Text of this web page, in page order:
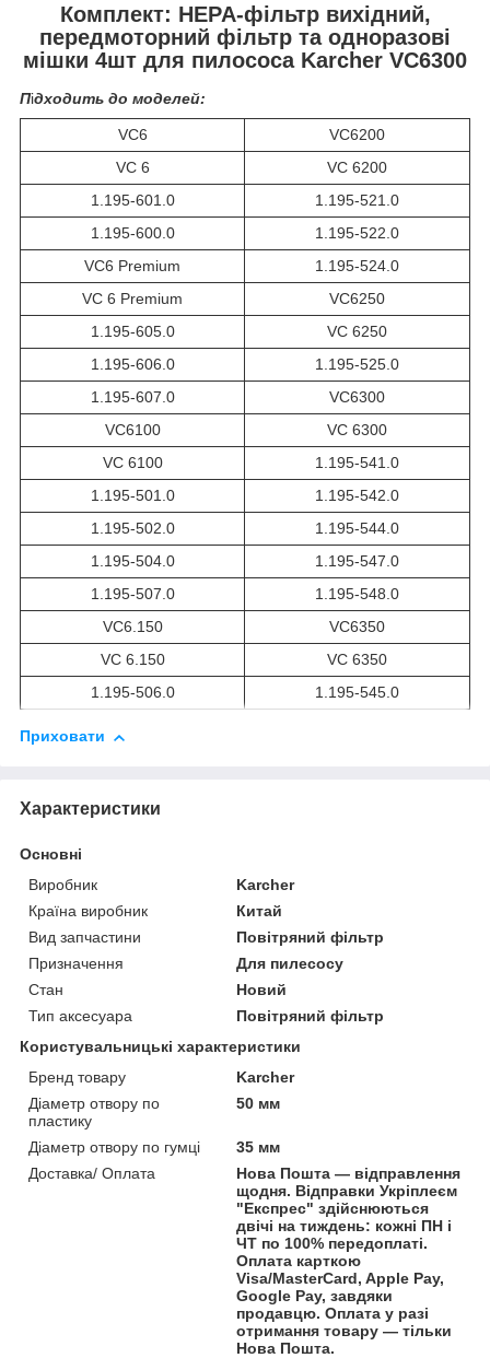
Комплект: HEPA-фільтр вихідний,
передмоторний фільтр та одноразові
мішки 4шт для пилососа Karcher VC6300
Підходить до моделей:
VC6
VC6200
VC 6
VC 6200
1.195-601.0
1.195-521.0
1.195-600.0
1.195-522.0
VC6 Premium
1.195-524.0
VC 6 Premium
VC6250
1.195-605.0
VC 6250
1.195-606.0
1.195-525.0
1.195-607.0
VC6300
VC6100
VC 6300
VC 6100
1.195-541.0
1.195-501.0
1.195-542.0
1.195-502.0
1.195-544.0
1.195-504.0
1.195-547.0
1.195-507.0
1.195-548.0
VC6.150
VC6350
VC 6.150
VC 6350
1.195-506.0
1.195-545.0
Приховати
Характеристики
Основні
Виробник
Karcher
Країна виробник
Китай
Вид запчастини
Повітряний фільтр
Призначення
Для пилесосу
Стан
Новий
Тип аксесуара
Повітряний фільтр
Користувальницькі характеристики
Бренд товару
Karcher
Діаметр отвору по
пластику
50 мм
Діаметр отвору по гумці
35 мм
Доставка/ Оплата
Нова Пошта — відправлення
щодня. Відправки Укріплеєм
"Експрес" здійснюються
двічі на тиждень: кожні ПН і
ЧТ по 100% передоплаті.
Оплата карткою
Visa/MasterCard, Apple Pay,
Google Pay, завдяки
продавцю. Оплата у разі
отримання товару — тільки
Нова Пошта.